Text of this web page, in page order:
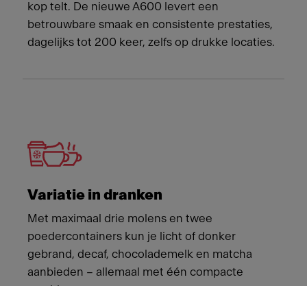
kop telt. De nieuwe A600 levert een
betrouwbare smaak en consistente prestaties,
dagelijks tot 200 keer, zelfs op drukke locaties.
Variatie in dranken
Met maximaal drie molens en twee
poedercontainers kun je licht of donker
gebrand, decaf, chocolademelk en matcha
aanbieden – allemaal met één compacte